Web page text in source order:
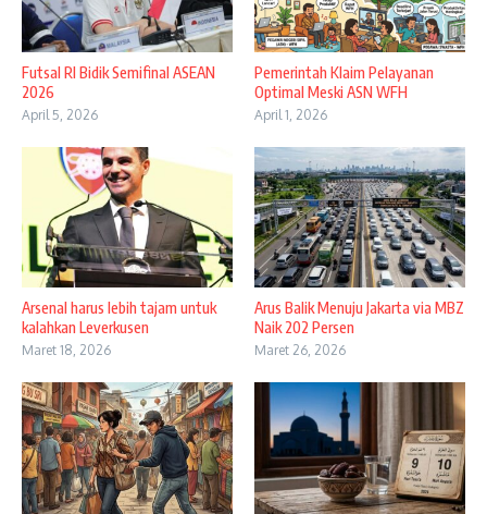
Futsal RI Bidik Semifinal ASEAN
2026
April 5, 2026
Pemerintah Klaim Pelayanan
Optimal Meski ASN WFH
April 1, 2026
Arsenal harus lebih tajam untuk
kalahkan Leverkusen
Maret 18, 2026
Arus Balik Menuju Jakarta via MBZ
Naik 202 Persen
Maret 26, 2026